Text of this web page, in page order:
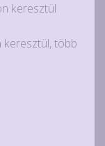
keresztül
keresztül, több